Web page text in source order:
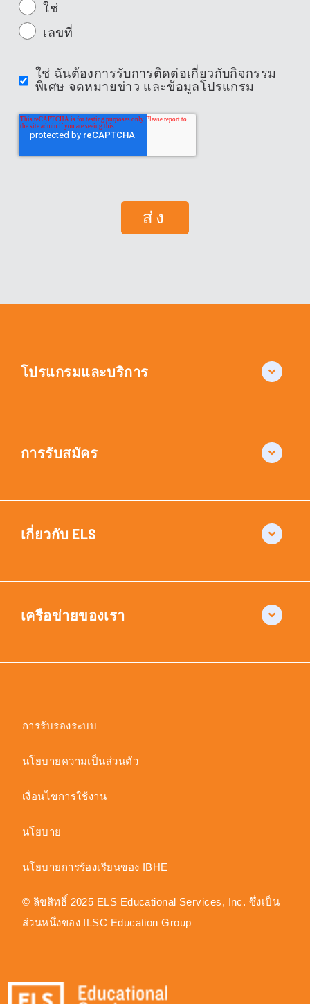
ใช่
เลขที่
ใช่ ฉันต้องการรับการติดต่อเกี่ยวกับกิจกรรม
พิเศษ จดหมายข่าว และข้อมูลโปรแกรม
โปรแกรมและบริการ
การรับสมัคร
เกี่ยวกับ ELS
เครือข่ายของเรา
การรับรองระบบ
นโยบายความเป็นส่วนตัว
เงื่อนไขการใช้งาน
นโยบาย
นโยบายการร้องเรียนของ IBHE
© ลิขสิทธิ์ 2025 ELS Educational Services, Inc. ซึ่งเป็น
ส่วนหนึ่งของ ILSC Education Group